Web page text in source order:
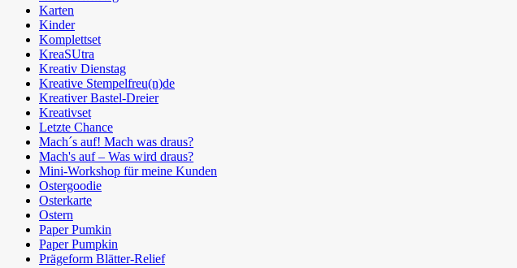
Karten
Kinder
Komplettset
KreaSUtra
Kreativ Dienstag
Kreative Stempelfreu(n)de
Kreativer Bastel-Dreier
Kreativset
Letzte Chance
Mach´s auf! Mach was draus?
Mach's auf – Was wird draus?
Mini-Workshop für meine Kunden
Ostergoodie
Osterkarte
Ostern
Paper Pumkin
Paper Pumpkin
Prägeform Blätter-Relief